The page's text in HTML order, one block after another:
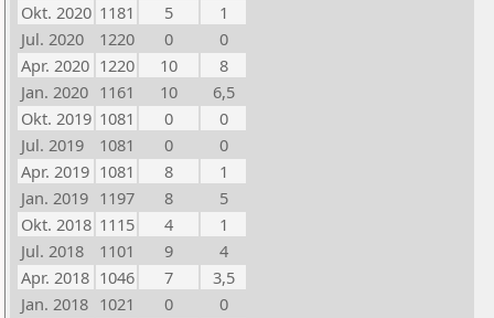
Okt. 2020 1181 5
1
Jul. 2020
1220 0
0
Apr. 2020 1220 10
8
Jan. 2020 1161 10
6,5
Okt. 2019 1081 0
0
Jul. 2019
1081 0
0
Apr. 2019 1081 8
1
Jan. 2019 1197 8
5
Okt. 2018 1115 4
1
Jul. 2018
1101 9
4
Apr. 2018 1046 7
3,5
Jan. 2018 1021 0
0